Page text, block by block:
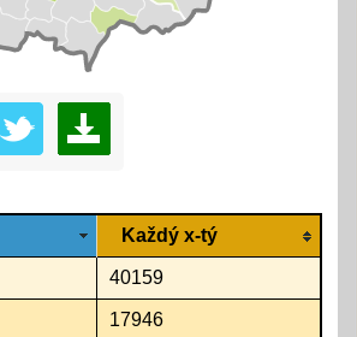
Každý x-tý
40159
17946